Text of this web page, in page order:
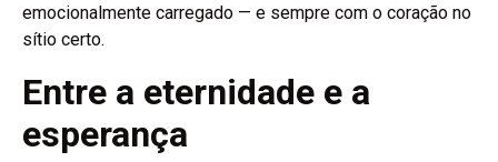
emocionalmente carregado — e sempre com o coração no
sítio certo.
Entre a eternidade e a
esperança